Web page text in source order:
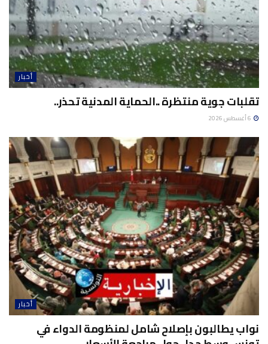
أخبار
تقلبات جوية منتظرة ..الحماية المدنية تحذر..
أخبار
نواب يطالبون بإصلاح شامل لمنظومة الدواء في